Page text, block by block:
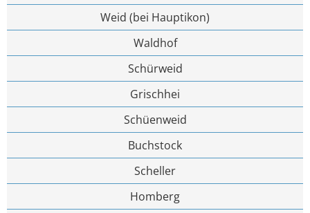
Weid (bei Hauptikon)
Waldhof
Schürweid
Grischhei
Schüenweid
Buchstock
Scheller
Homberg